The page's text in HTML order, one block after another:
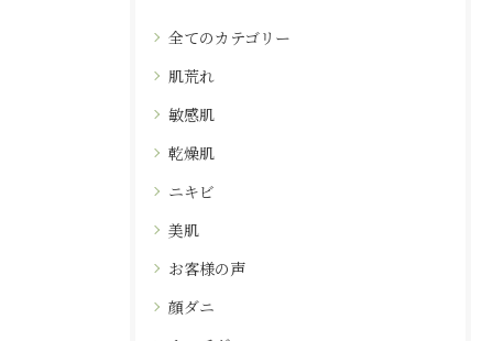
全てのカテゴリー
肌荒れ
敏感肌
乾燥肌
ニキビ
美肌
お客様の声
顔ダニ